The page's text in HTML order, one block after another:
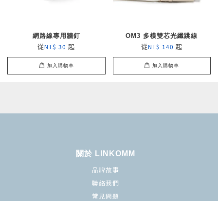
網路線專用牆釘
從NT$ 30起
加入購物車
OM3 多模雙芯光纖跳線
從NT$ 140 起
加入購物車
關於 LINKOMM
品牌故事
聯絡我們
常見問題